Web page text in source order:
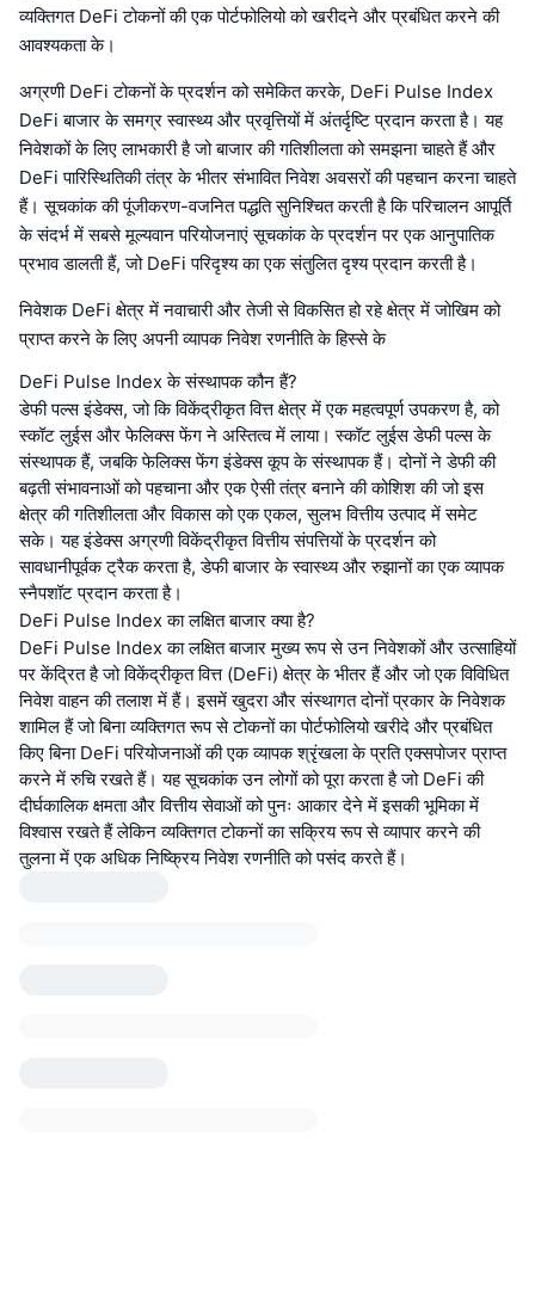
व्यक्तिगत DeFi टोकनों की एक पोर्टफोलियो को खरीदने और प्रबंधित करने की
आवश्यकता के।
अग्रणी DeFi टोकनों के प्रदर्शन को समेकित करके, DeFi Pulse Index
DeFi बाजार के समग्र स्वास्थ्य और प्रवृत्तियों में अंतर्दृष्टि प्रदान करता है। यह
निवेशकों के लिए लाभकारी है जो बाजार की गतिशीलता को समझना चाहते हैं और
DeFi पारिस्थितिकी तंत्र के भीतर संभावित निवेश अवसरों की पहचान करना चाहते
हैं। सूचकांक की पूंजीकरण-वजनित पद्धति सुनिश्चित करती है कि परिचालन आपूर्ति
के संदर्भ में सबसे मूल्यवान परियोजनाएं सूचकांक के प्रदर्शन पर एक आनुपातिक
प्रभाव डालती हैं, जो DeFi परिदृश्य का एक संतुलित दृश्य प्रदान करती है।
निवेशक DeFi क्षेत्र में नवाचारी और तेजी से विकसित हो रहे क्षेत्र में जोखिम को
प्राप्त करने के लिए अपनी व्यापक निवेश रणनीति के हिस्से के
DeFi Pulse Index के संस्थापक कौन हैं?
डेफी पल्स इंडेक्स, जो कि विकेंद्रीकृत वित्त क्षेत्र में एक महत्वपूर्ण उपकरण है, को
स्कॉट लुईस और फेलिक्स फेंग ने अस्तित्व में लाया। स्कॉट लुईस डेफी पल्स के
संस्थापक हैं, जबकि फेलिक्स फेंग इंडेक्स कूप के संस्थापक हैं। दोनों ने डेफी की
बढ़ती संभावनाओं को पहचाना और एक ऐसी तंत्र बनाने की कोशिश की जो इस
क्षेत्र की गतिशीलता और विकास को एक एकल, सुलभ वित्तीय उत्पाद में समेट
सके। यह इंडेक्स अग्रणी विकेंद्रीकृत वित्तीय संपत्तियों के प्रदर्शन को
सावधानीपूर्वक ट्रैक करता है, डेफी बाजार के स्वास्थ्य और रुझानों का एक व्यापक
स्नैपशॉट प्रदान करता है।
DeFi Pulse Index का लक्षित बाजार क्या है?
DeFi Pulse Index का लक्षित बाजार मुख्य रूप से उन निवेशकों और उत्साहियों
पर केंद्रित है जो विकेंद्रीकृत वित्त (DeFi) क्षेत्र के भीतर हैं और जो एक विविधित
निवेश वाहन की तलाश में हैं। इसमें खुदरा और संस्थागत दोनों प्रकार के निवेशक
शामिल हैं जो बिना व्यक्तिगत रूप से टोकनों का पोर्टफोलियो खरीदे और प्रबंधित
किए बिना DeFi परियोजनाओं की एक व्यापक श्रृंखला के प्रति एक्सपोजर प्राप्त
करने में रुचि रखते हैं। यह सूचकांक उन लोगों को पूरा करता है जो DeFi की
दीर्घकालिक क्षमता और वित्तीय सेवाओं को पुनः आकार देने में इसकी भूमिका में
विश्वास रखते हैं लेकिन व्यक्तिगत टोकनों का सक्रिय रूप से व्यापार करने की
तुलना में एक अधिक निष्क्रिय निवेश रणनीति को पसंद करते हैं।